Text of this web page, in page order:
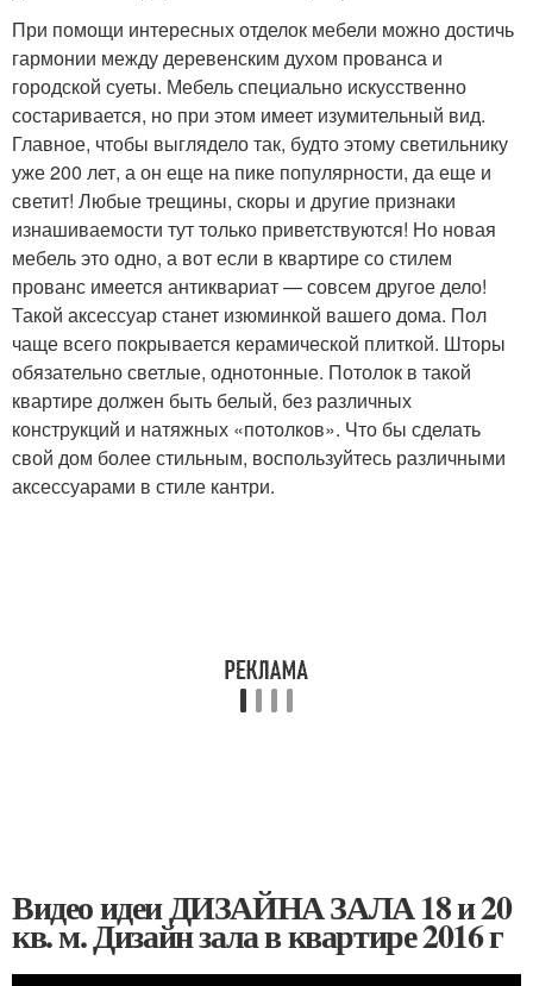
При помощи интересных отделок мебели можно достичь
гармонии между деревенским духом прованса и
городской суеты. Мебель специально искусственно
состаривается, но при этом имеет изумительный вид.
Главное, чтобы выглядело так, будто этому светильнику
уже 200 лет, а он еще на пике популярности, да еще и
светит! Любые трещины, скоры и другие признаки
изнашиваемости тут только приветствуются! Но новая
мебель это одно, а вот если в квартире со стилем
прованс имеется антиквариат — совсем другое дело!
Такой аксессуар станет изюминкой вашего дома. Пол
чаще всего покрывается керамической плиткой. Шторы
обязательно светлые, однотонные. Потолок в такой
квартире должен быть белый, без различных
конструкций и натяжных «потолков». Что бы сделать
свой дом более стильным, воспользуйтесь различными
аксессуарами в стиле кантри.
Видео идеи ДИЗАЙНА ЗАЛА 18 и 20
кв. м. Дизайн зала в квартире 2016 г